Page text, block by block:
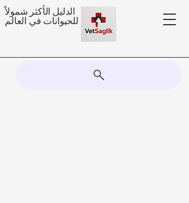
الدليل الأكثر شمولاً
للحيوانات في العالم